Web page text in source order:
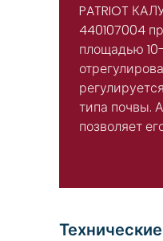
PATRIOT
440107004
площадью
типа почвы.
позволяет